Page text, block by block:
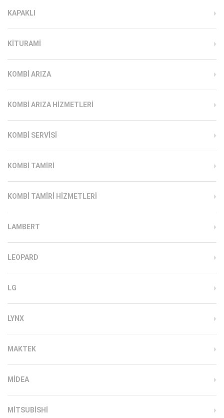
KAPAKLI
KITURAMI
KOMBI ARIZA
KOMBI ARIZA HIZMETLERI
KOMBI SERVISI
KOMBI TAMIRI
KOMBI TAMIRI HIZMETLERI
LAMBERT
LEOPARD
LG
LYNX
MAKTEK
MIDEA
MITSUBISHI